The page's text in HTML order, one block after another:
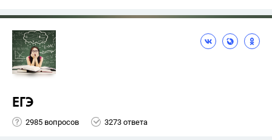
ЕГЭ
2985 вопросов 3273 ответа